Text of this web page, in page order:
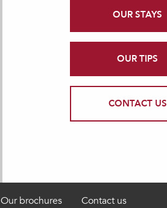
OUR STAYS
OUR TIPS
CONTACT US
Our brochures Contact us